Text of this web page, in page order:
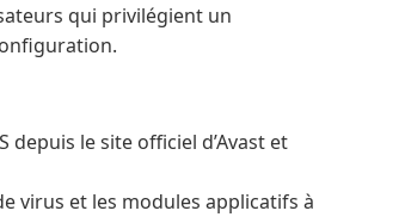
qui privilégient un
le site officiel d’Avast et
virus et les modules applicatifs à